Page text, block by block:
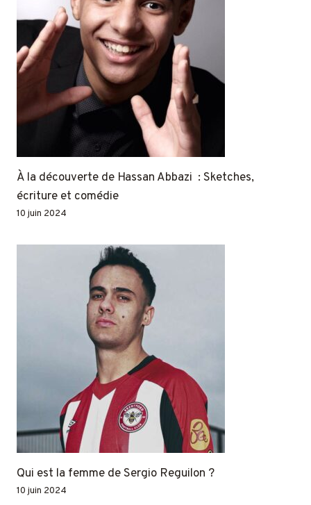
À la découverte de Hassan Abbazi : Sketches,
écriture et comédie
10 juin 2024
Qui est la femme de Sergio Reguilon ?
10 juin 2024